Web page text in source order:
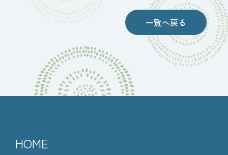
一覧へ戻る
HOME